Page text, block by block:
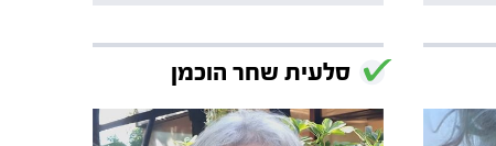
סלעית שחר הוכמן